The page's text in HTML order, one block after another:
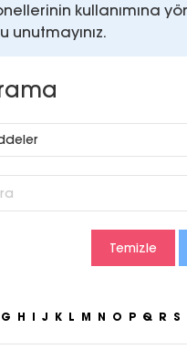
kullanımına
unutmayınız.
Temizle
G H I J K L M N O P Q R S